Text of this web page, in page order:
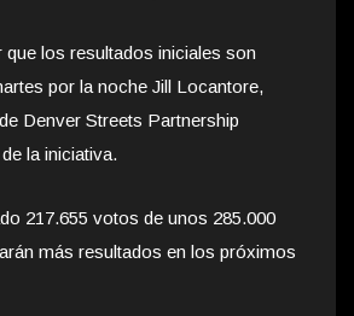
que los resultados iniciales son
por la noche Jill Locantore,
Denver Streets Partnership
la iniciativa.
217.655 votos de unos 285.000
más resultados en los próximos